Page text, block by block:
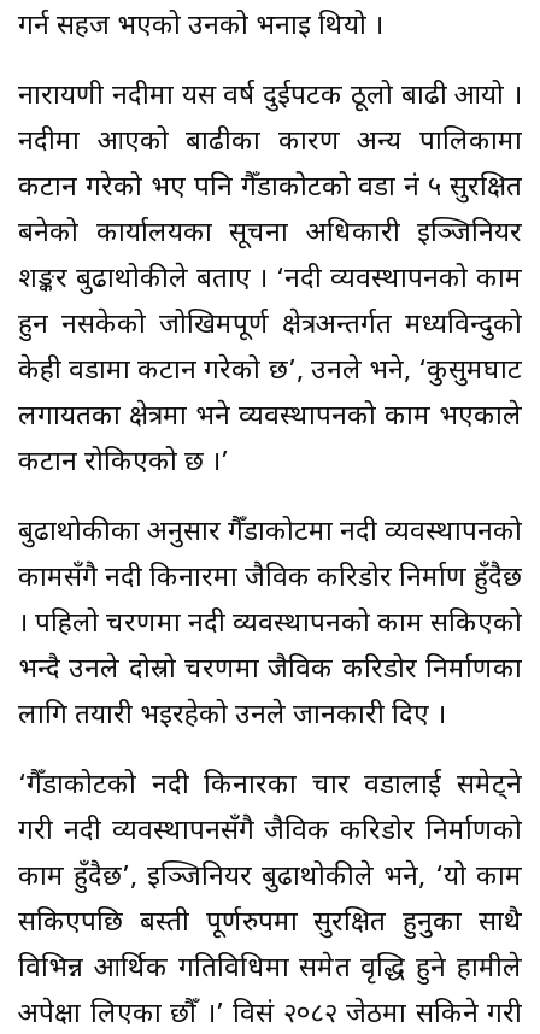
गर्न सहज भएको उनको भनाइ थियो ।
नारायणी नदीमा यस वर्ष दुईपटक ठूलो बाढी आयो ।
नदीमा आएको बाढीका कारण अन्य पालिकामा
कटान गरेको भए पनि गैँडाकोटको वडा नं ५ सुरक्षित
बनेको कार्यालयका सूचना अधिकारी इञ्जिनियर
शङ्कर बुढाथोकीले बताए । ‘नदी व्यवस्थापनको काम
हुन नसकेको जोखिमपूर्ण क्षेत्रअन्तर्गत मध्यविन्दुको
केही वडामा कटान गरेको छ’, उनले भने, ‘कुसुमघाट
लगायतका क्षेत्रमा भने व्यवस्थापनको काम भएकाले
कटान रोकिएको छ ।’
बुढाथोकीका अनुसार गैँडाकोटमा नदी व्यवस्थापनको
कामसँगै नदी किनारमा जैविक करिडोर निर्माण हुँदैछ
। पहिलो चरणमा नदी व्यवस्थापनको काम सकिएको
भन्दै उनले दोस्रो चरणमा जैविक करिडोर निर्माणका
लागि तयारी भइरहेको उनले जानकारी दिए ।
‘गैँडाकोटको नदी किनारका चार वडालाई समेट्ने
गरी नदी व्यवस्थापनसँगै जैविक करिडोर निर्माणको
काम हुँदैछ’, इञ्जिनियर बुढाथोकीले भने, ‘यो काम
सकिएपछि बस्ती पूर्णरुपमा सुरक्षित हुनुका साथै
विभिन्न आर्थिक गतिविधिमा समेत वृद्धि हुने हामीले
अपेक्षा लिएका छौँ ।’ विसं २०८२ जेठमा सकिने गरी